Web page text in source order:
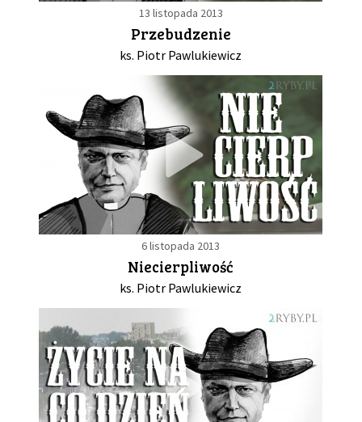
13 listopada 2013
Przebudzenie
ks. Piotr Pawlukiewicz
6 listopada 2013
Niecierpliwość
ks. Piotr Pawlukiewicz